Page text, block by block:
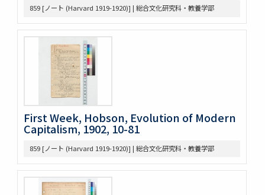
434 14. Survey Jap. Stud. 35
439 3. McLaughlin 1922
440 2. Lecture Notes + Reading Notes
441 1. U. Chicago
445 6. American Constitutional History, Prof. McIlwain
575 Magsaysay Award
583 Neesima, Joe
585 Nitobe Journals、新渡戸奨学資金
594 Peace Machinery
628 高木原稿・メモ
629 新渡戸英文著作集関係書類
636 高木原稿 米国革命の政治思想、基本的人権
637 高木原稿(東大以外での講演)
859 [ノート (Harvard 1919-1920)] | 総合文化研究科・教養学部
First Week, Hobson, Evolution of Modern
Capitalism, 1902, 10-81
859 [ノート (Harvard 1919-1920)] | 総合文化研究科・教養学部